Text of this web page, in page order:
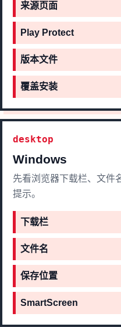
来源页面
Play Protect
版本文件
覆盖安装
desktop
Windows
先看浏览器下载栏、文件
提示。
下载栏
文件名
保存位置
SmartScreen